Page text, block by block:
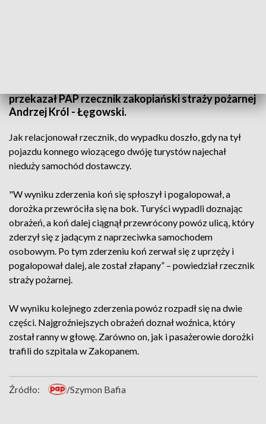
przekazał PAP rzecznik zakopiański straży pożarnej
Andrzej Król - Łęgowski.
Jak relacjonował rzecznik, do wypadku doszło, gdy na tył
pojazdu konnego wiozącego dwóję turystów najechał
nieduży samochód dostawczy.
"W wyniku zderzenia koń się spłoszył i pogalopował, a
dorożka przewróciła się na bok. Turyści wypadli doznając
obrażeń, a koń dalej ciągnął przewrócony powóz ulicą, który
zderzył się z jadącym z naprzeciwka samochodem
osobowym. Po tym zderzeniu koń zerwał się z uprzęży i
pogalopował dalej, ale został złapany” – powiedział rzecznik
straży pożarnej.
W wyniku kolejnego zderzenia powóz rozpadł się na dwie
części. Najgroźniejszych obrażeń doznał woźnica, który
został ranny w głowę. Zarówno on, jak i pasażerowie dorożki
trafili do szpitala w Zakopanem.
Źródło: /Szymon Bafia